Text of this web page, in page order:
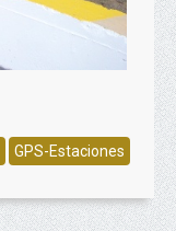
GPS-Estaciones